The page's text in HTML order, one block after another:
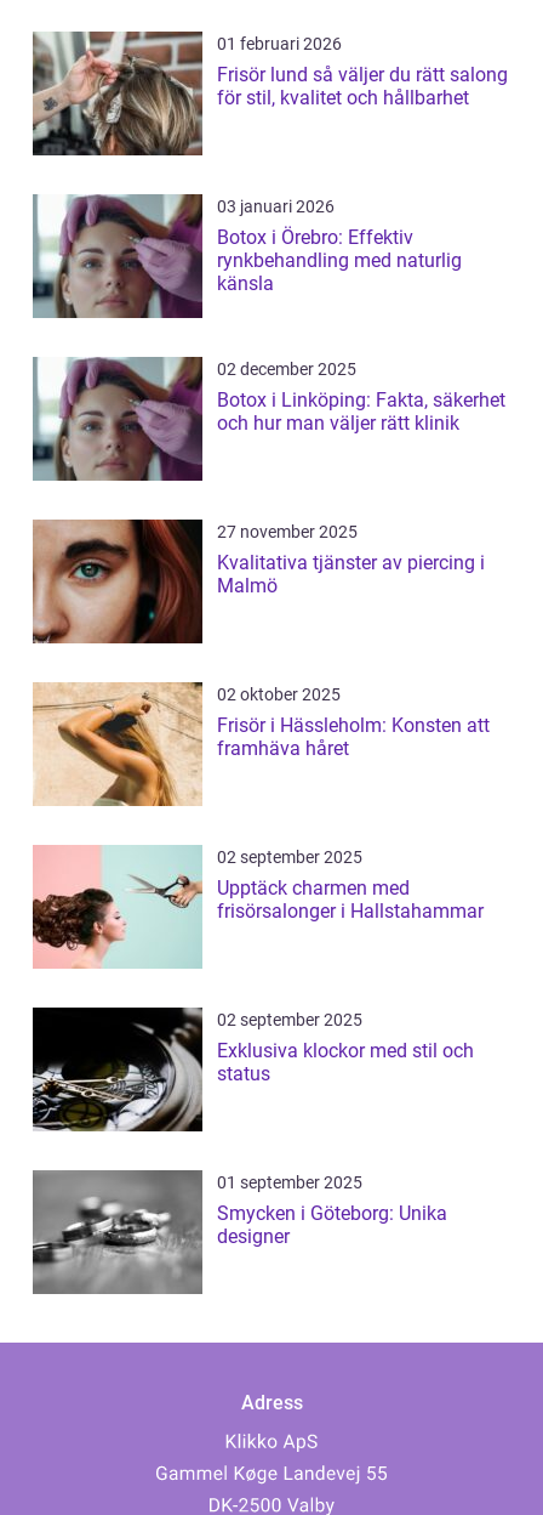
01 februari 2026
Frisör lund så väljer du rätt salong
för stil, kvalitet och hållbarhet
03 januari 2026
Botox i Örebro: Effektiv
rynkbehandling med naturlig
känsla
02 december 2025
Botox i Linköping: Fakta, säkerhet
och hur man väljer rätt klinik
27 november 2025
Kvalitativa tjänster av piercing i
Malmö
02 oktober 2025
Frisör i Hässleholm: Konsten att
framhäva håret
02 september 2025
Upptäck charmen med
frisörsalonger i Hallstahammar
02 september 2025
Exklusiva klockor med stil och
status
01 september 2025
Smycken i Göteborg: Unika
designer
Adress